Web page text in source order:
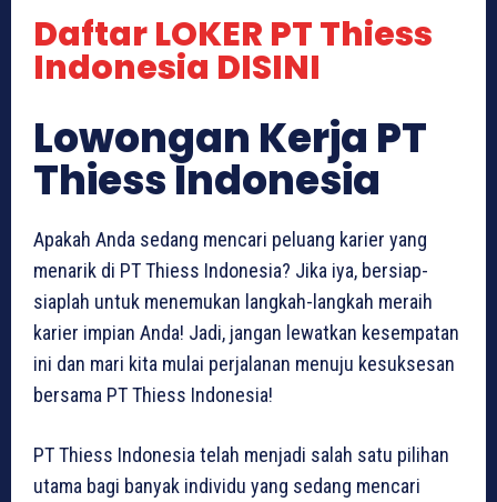
Daftar LOKER PT Thiess
Indonesia DISINI
Lowongan Kerja PT
Thiess Indonesia
Apakah Anda sedang mencari peluang karier yang
menarik di PT Thiess Indonesia? Jika iya, bersiap-
siaplah untuk menemukan langkah-langkah meraih
karier impian Anda! Jadi, jangan lewatkan kesempatan
ini dan mari kita mulai perjalanan menuju kesuksesan
bersama PT Thiess Indonesia!
PT Thiess Indonesia telah menjadi salah satu pilihan
utama bagi banyak individu yang sedang mencari